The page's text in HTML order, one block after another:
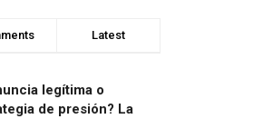
Latest
legítima o
de presión? La